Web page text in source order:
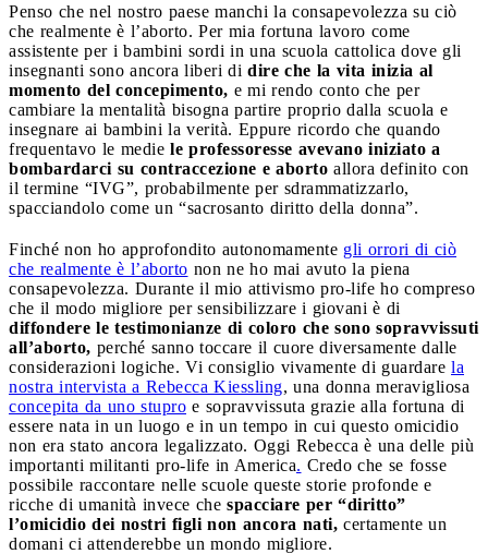
Penso che nel nostro paese manchi la consapevolezza su ciò
che realmente è l’aborto. Per mia fortuna lavoro come
assistente per i bambini sordi in una scuola cattolica dove gli
insegnanti sono ancora liberi di dire che la vita inizia al
momento del concepimento, e mi rendo conto che per
cambiare la mentalità bisogna partire proprio dalla scuola e
insegnare ai bambini la verità. Eppure ricordo che quando
frequentavo le medie le professoresse avevano iniziato a
bombardarci su contraccezione e aborto allora definito con
il termine “IVG”, probabilmente per sdrammatizzarlo,
spacciandolo come un “sacrosanto diritto della donna”.
Finché non ho approfondito autonomamente gli orrori di ciò
che realmente è l’aborto non ne ho mai avuto la piena
consapevolezza. Durante il mio attivismo pro-life ho compreso
che il modo migliore per sensibilizzare i giovani è di
diffondere le testimonianze di coloro che sono sopravvissuti
all’aborto, perché sanno toccare il cuore diversamente dalle
considerazioni logiche. Vi consiglio vivamente di guardare la
nostra intervista a Rebecca Kiessling, una donna meravigliosa
concepita da uno stupro e sopravvissuta grazie alla fortuna di
essere nata in un luogo e in un tempo in cui questo omicidio
non era stato ancora legalizzato. Oggi Rebecca è una delle più
importanti militanti pro-life in America. Credo che se fosse
possibile raccontare nelle scuole queste storie profonde e
ricche di umanità invece che spacciare per “diritto”
l’omicidio dei nostri figli non ancora nati, certamente un
domani ci attenderebbe un mondo migliore.